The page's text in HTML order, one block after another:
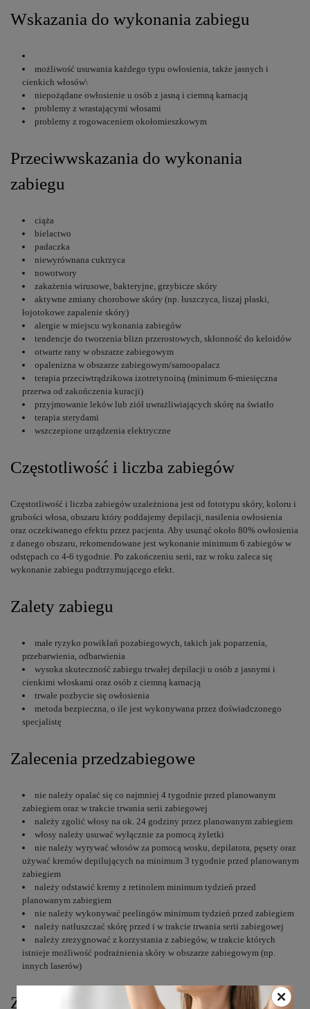
Wskazania do wykonania zabiegu
możliwość usuwania każdego typu owłosienia, także jasnych i
cienkich włosów\
niepożądane owłosienie u osób z jasną i ciemną karnacją
problemy z wrastającymi włosami
problemy z rogowaceniem okołomieszkowym
Przeciwwskazania do wykonania
zabiegu
ciąża
bielactwo
padaczka
niewyrównana cukrzyca
nowotwory
zakażenia wirusowe, bakteryjne, grzybicze skóry
aktywne zmiany chorobowe skóry (np. łuszczyca, liszaj płaski,
łojotokowe zapalenie skóry)
alergie w miejscu wykonania zabiegów
tendencje do tworzenia blizn przerostowych, skłonność do keloidów
otwarte rany w obszarze zabiegowym
opalenizna w obszarze zabiegowym/samoopalacz
terapia przeciwtrądzikowa izotretynoiną (minimum 6-miesięczna
przerwa od zakończenia kuracji)
przyjmowanie leków lub ziół uwrażliwiających skórę na światło
terapia sterydami
wszczepione urządzenia elektryczne
Częstotliwość i liczba zabiegów
Częstotliwość i liczba zabiegów uzależniona jest od fototypu skóry, koloru i
grubości włosa, obszaru który poddajemy depilacji, nasilenia owłosienia
oraz oczekiwanego efektu przez pacjenta. Aby usunąć około 80% owłosienia
z danego obszaru, rekomendowane jest wykonanie minimum 6 zabiegów w
odstępach co 4-6 tygodnie. Po zakończeniu serii, raz w roku zaleca się
wykonanie zabiegu podtrzymującego efekt.
Zalety zabiegu
małe ryzyko powikłań pozabiegowych, takich jak poparzenia,
przebarwienia, odbarwienia
wysoka skuteczność zabiegu trwałej depilacji u osób z jasnymi i
cienkimi włoskami oraz osób z ciemną karnacją
trwałe pozbycie się owłosienia
metoda bezpieczna, o ile jest wykonywana przez doświadczonego
specjalistę
Zalecenia przedzabiegowe
nie należy opalać się co najmniej 4 tygodnie przed planowanym
zabiegiem oraz w trakcie trwania serii zabiegowej
należy zgolić włosy na ok. 24 godziny przez planowanym zabiegiem
włosy należy usuwać wyłącznie za pomocą żyletki
nie należy wyrywać włosów za pomocą wosku, depilatora, pęsety oraz
używać kremów depilujących na minimum 3 tygodnie przed planowanym
zabiegiem
należy odstawić kremy z retinolem minimum tydzień przed
planowanym zabiegiem
nie należy wykonywać peelingów minimum tydzień przed zabiegiem
należy natłuszczać skórę przed i w trakcie trwania serii zabiegowej
należy zrezygnować z korzystania z zabiegów, w trakcie których
istnieje możliwość podrażnienia skóry w obszarze zabiegowym (np.
innych laserów)
Zalecenia pozabiegowe